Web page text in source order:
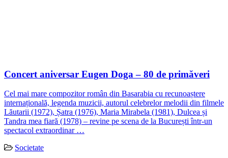
Concert aniversar Eugen Doga – 80 de primăveri
Cel mai mare compozitor român din Basarabia cu recunoaștere
internațională, legenda muzicii, autorul celebrelor melodii din filmele
Lăutarii (1972), Șatra (1976), Maria Mirabela (1981), Dulcea și
Tandra mea fiară (1978) – revine pe scena de la București într-un
spectacol extraordinar …
Societate